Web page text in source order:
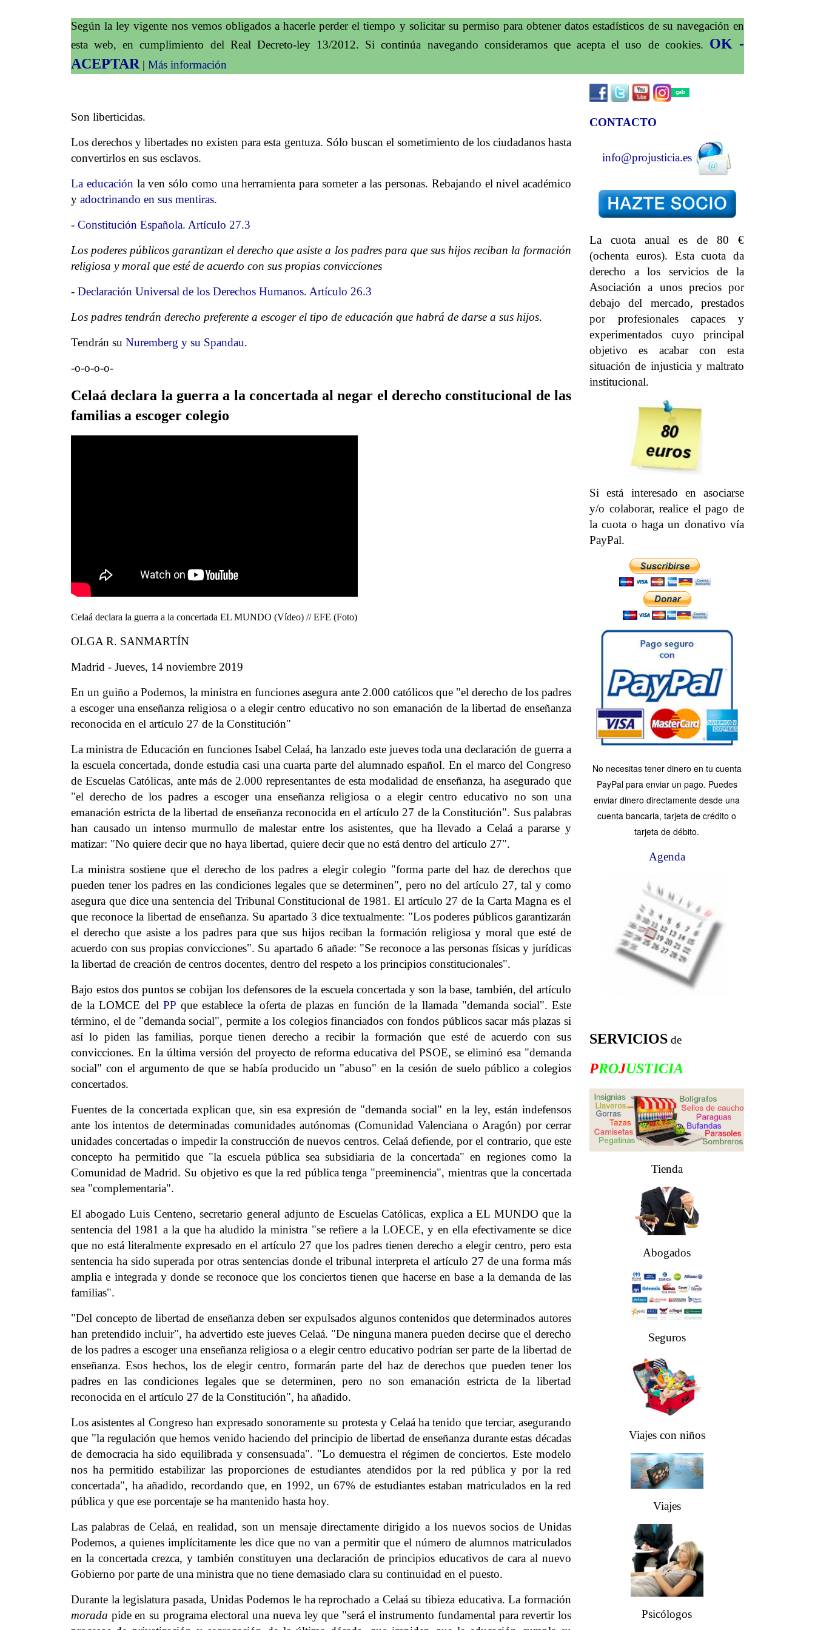
Según la ley vigente nos vemos obligados a hacerle perder el tiempo y solicitar su permiso para obtener datos estadísticos de su navegación en
esta web, en cumplimiento del Real Decreto-ley 13/2012. Si continúa navegando consideramos que acepta el uso de cookies. OK -
ACEPTAR | Más información
Son liberticidas.
Los derechos y libertades no existen para esta gentuza. Sólo buscan el sometimiento de los ciudadanos hasta
convertirlos en sus esclavos.
La educación la ven sólo como una herramienta para someter a las personas. Rebajando el nivel académico
y adoctrinando en sus mentiras.
- Constitución Española. Artículo 27.3
Los poderes públicos garantizan el derecho que asiste a los padres para que sus hijos reciban la formación
religiosa y moral que esté de acuerdo con sus propias convicciones
- Declaración Universal de los Derechos Humanos. Artículo 26.3
Los padres tendrán derecho preferente a escoger el tipo de educación que habrá de darse a sus hijos.
Tendrán su Nuremberg y su Spandau.
-o-o-o-o-
Celaá declara la guerra a la concertada al negar el derecho constitucional de las
familias a escoger colegio
Celaá declara la guerra a la concertada EL MUNDO (Vídeo) // EFE (Foto)
OLGA R. SANMARTÍN
Madrid - Jueves, 14 noviembre 2019
En un guiño a Podemos, la ministra en funciones asegura ante 2.000 católicos que "el derecho de los padres
a escoger una enseñanza religiosa o a elegir centro educativo no son emanación de la libertad de enseñanza
reconocida en el artículo 27 de la Constitución"
La ministra de Educación en funciones Isabel Celaá, ha lanzado este jueves toda una declaración de guerra a
la escuela concertada, donde estudia casi una cuarta parte del alumnado español. En el marco del Congreso
de Escuelas Católicas, ante más de 2.000 representantes de esta modalidad de enseñanza, ha asegurado que
"el derecho de los padres a escoger una enseñanza religiosa o a elegir centro educativo no son una
emanación estricta de la libertad de enseñanza reconocida en el artículo 27 de la Constitución". Sus palabras
han causado un intenso murmullo de malestar entre los asistentes, que ha llevado a Celaá a pararse y
matizar: "No quiere decir que no haya libertad, quiere decir que no está dentro del artículo 27".
La ministra sostiene que el derecho de los padres a elegir colegio "forma parte del haz de derechos que
pueden tener los padres en las condiciones legales que se determinen", pero no del artículo 27, tal y como
asegura que dice una sentencia del Tribunal Constitucional de 1981. El artículo 27 de la Carta Magna es el
que reconoce la libertad de enseñanza. Su apartado 3 dice textualmente: "Los poderes públicos garantizarán
el derecho que asiste a los padres para que sus hijos reciban la formación religiosa y moral que esté de
acuerdo con sus propias convicciones". Su apartado 6 añade: "Se reconoce a las personas físicas y jurídicas
la libertad de creación de centros docentes, dentro del respeto a los principios constitucionales".
Bajo estos dos puntos se cobijan los defensores de la escuela concertada y son la base, también, del artículo
de la LOMCE del PP que establece la oferta de plazas en función de la llamada "demanda social". Este
término, el de "demanda social", permite a los colegios financiados con fondos públicos sacar más plazas si
así lo piden las familias, porque tienen derecho a recibir la formación que esté de acuerdo con sus
convicciones. En la última versión del proyecto de reforma educativa del PSOE, se eliminó esa "demanda
social" con el argumento de que se había producido un "abuso" en la cesión de suelo público a colegios
concertados.
Fuentes de la concertada explican que, sin esa expresión de "demanda social" en la ley, están indefensos
ante los intentos de determinadas comunidades autónomas (Comunidad Valenciana o Aragón) por cerrar
unidades concertadas o impedir la construcción de nuevos centros. Celaá defiende, por el contrario, que este
concepto ha permitido que "la escuela pública sea subsidiaria de la concertada" en regiones como la
Comunidad de Madrid. Su objetivo es que la red pública tenga "preeminencia", mientras que la concertada
sea "complementaria".
El abogado Luis Centeno, secretario general adjunto de Escuelas Católicas, explica a EL MUNDO que la
sentencia del 1981 a la que ha aludido la ministra "se refiere a la LOECE, y en ella efectivamente se dice
que no está literalmente expresado en el artículo 27 que los padres tienen derecho a elegir centro, pero esta
sentencia ha sido superada por otras sentencias donde el tribunal interpreta el artículo 27 de una forma más
amplia e integrada y donde se reconoce que los conciertos tienen que hacerse en base a la demanda de las
familias".
"Del concepto de libertad de enseñanza deben ser expulsados algunos contenidos que determinados autores
han pretendido incluir", ha advertido este jueves Celaá. "De ninguna manera pueden decirse que el derecho
de los padres a escoger una enseñanza religiosa o a elegir centro educativo podrían ser parte de la libertad de
enseñanza. Esos hechos, los de elegir centro, formarán parte del haz de derechos que pueden tener los
padres en las condiciones legales que se determinen, pero no son emanación estricta de la libertad
reconocida en el artículo 27 de la Constitución", ha añadido.
Los asistentes al Congreso han expresado sonoramente su protesta y Celaá ha tenido que terciar, asegurando
que "la regulación que hemos venido haciendo del principio de libertad de enseñanza durante estas décadas
de democracia ha sido equilibrada y consensuada". "Lo demuestra el régimen de conciertos. Este modelo
nos ha permitido estabilizar las proporciones de estudiantes atendidos por la red pública y por la red
concertada", ha añadido, recordando que, en 1992, un 67% de estudiantes estaban matriculados en la red
pública y que ese porcentaje se ha mantenido hasta hoy.
Las palabras de Celaá, en realidad, son un mensaje directamente dirigido a los nuevos socios de Unidas
Podemos, a quienes implícitamente les dice que no van a permitir que el número de alumnos matriculados
en la concertada crezca, y también constituyen una declaración de principios educativos de cara al nuevo
Gobierno por parte de una ministra que no tiene demasiado clara su continuidad en el puesto.
Durante la legislatura pasada, Unidas Podemos le ha reprochado a Celaá su tibieza educativa. La formación
morada pide en su programa electoral una nueva ley que "será el instrumento fundamental para revertir los
CONTACTO
info@projusticia.es
La cuota anual es de 80 €
(ochenta euros). Esta cuota da
derecho a los servicios de la
Asociación a unos precios por
debajo del mercado, prestados
por profesionales capaces y
experimentados cuyo principal
objetivo es acabar con esta
situación de injusticia y maltrato
institucional.
Si está interesado en asociarse
y/o colaborar, realice el pago de
la cuota o haga un donativo vía
PayPal.
No necesitas tener dinero en tu cuenta
PayPal para enviar un pago. Puedes
enviar dinero directamente desde una
cuenta bancaria, tarjeta de crédito o
tarjeta de débito.
Agenda
SERVICIOS de
PROJUSTICIA
Tienda
Abogados
Seguros
Viajes con niños
Viajes
Psicólogos